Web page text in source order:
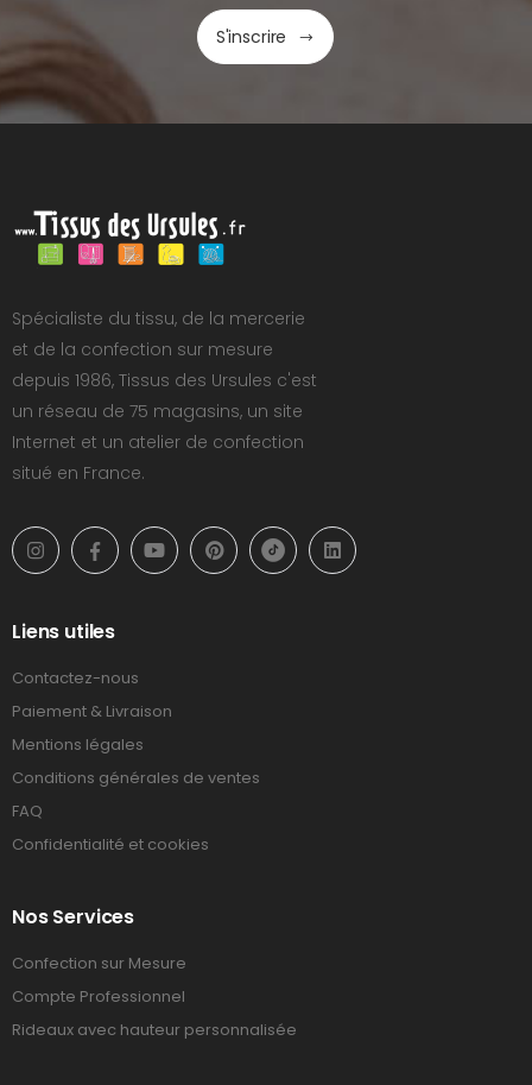
S'inscrire
Spécialiste du tissu, de la mercerie
et de la confection sur mesure
depuis 1986, Tissus des Ursules c'est
un réseau de 75 magasins, un site
Internet et un atelier de confection
situé en France.
Liens utiles
Contactez-nous
Paiement & Livraison
Mentions légales
Conditions générales de ventes
FAQ
Confidentialité et cookies
Nos Services
Confection sur Mesure
Compte Professionnel
Rideaux avec hauteur personnalisée